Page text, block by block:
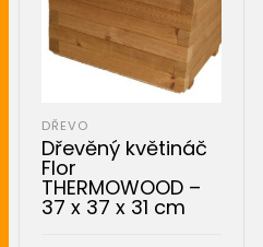
DŘEVO
Dřevěný květináč
Flor
THERMOWOOD –
37 x 37 x 31 cm